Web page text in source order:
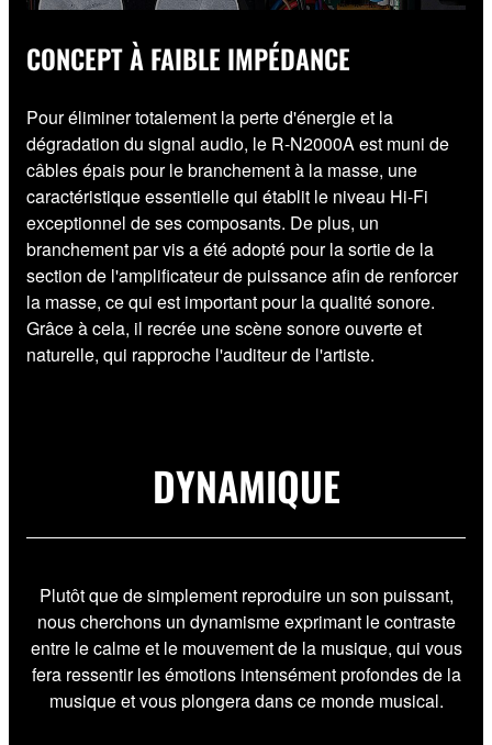
CONCEPT À FAIBLE IMPÉDANCE
Pour éliminer totalement la perte d'énergie et la
dégradation du signal audio, le R-N2000A est muni de
câbles épais pour le branchement à la masse, une
caractéristique essentielle qui établit le niveau Hi-Fi
exceptionnel de ses composants. De plus, un
branchement par vis a été adopté pour la sortie de la
section de l'amplificateur de puissance afin de renforcer
la masse, ce qui est important pour la qualité sonore.
Grâce à cela, il recrée une scène sonore ouverte et
naturelle, qui rapproche l'auditeur de l'artiste.
DYNAMIQUE
Plutôt que de simplement reproduire un son puissant,
nous cherchons un dynamisme exprimant le contraste
entre le calme et le mouvement de la musique, qui vous
fera ressentir les émotions intensément profondes de la
musique et vous plongera dans ce monde musical.